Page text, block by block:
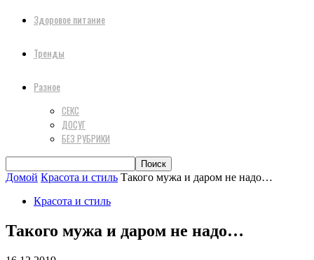
Здоровое питание
Тренды
Разное
СЕКС
ДОСУГ
БЕЗ РУБРИКИ
Домой Красота и стиль Такого мужа и даром не надо…
Красота и стиль
Такого мужа и даром не надо…